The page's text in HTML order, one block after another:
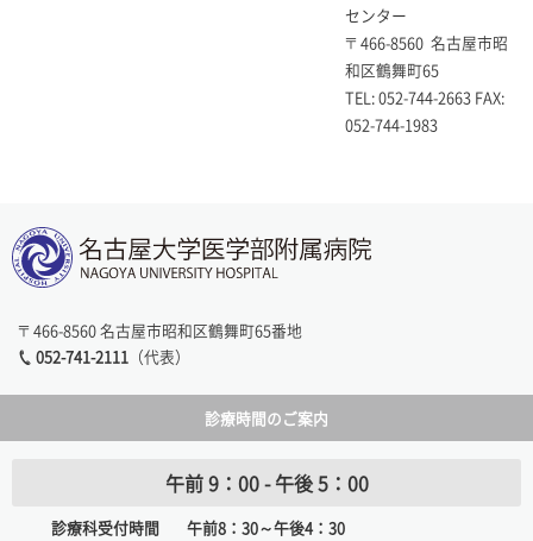
センター
〒466-8560 名古屋市昭
和区鶴舞町65
TEL: 052-744-2663 FAX:
052-744-1983
〒466-8560 名古屋市昭和区鶴舞町65番地
052-741-2111 （代表）
診療時間のご案内
午前 9：00 - 午後 5：00
診療科受付時間
午前8：30～午後4：30